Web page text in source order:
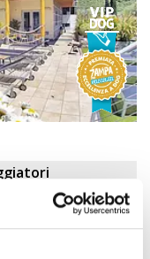
A DOG